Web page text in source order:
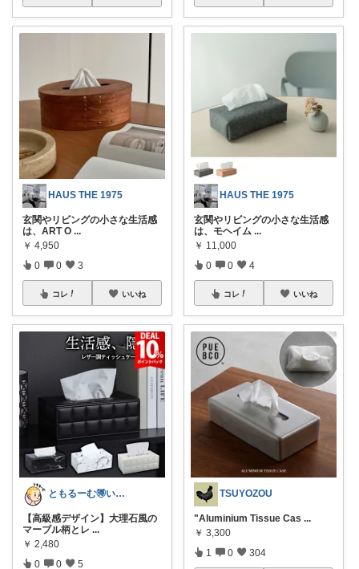
HAUS THE 1975
玄関やリビングの小さな生活感
は、ART O ...
￥ 4,950
0 0 3
コレ いいね
ともるーむ🉐いいものみっけ‼️
【高級感デザイン】大理石風の
マーブル柄とレ ...
￥ 2,480
0 0 5
HAUS THE 1975
玄関やリビングの小さな生活感
は、モヘイム ...
￥ 11,000
0 0 4
コレ いいね
TSUYOZOU
"Aluminium Tissue Cas ...
￥ 3,300
1 0 304